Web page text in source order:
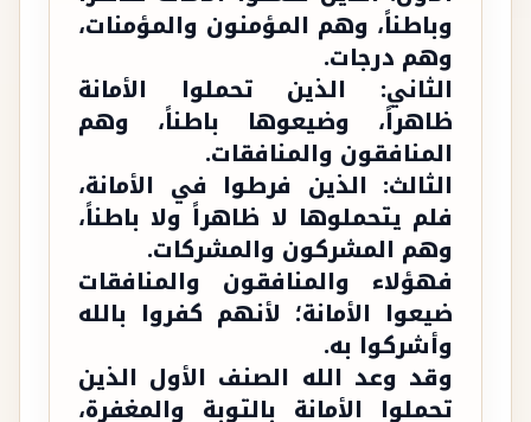
وباطناً، وهم المؤمنون والمؤمنات،
وهم درجات.
الثاني: الذين تحملوا الأمانة
ظاهراً، وضيعوها باطناً، وهم
المنافقون والمنافقات.
الثالث: الذين فرطوا في الأمانة،
فلم يتحملوها لا ظاهراً ولا باطناً،
وهم المشركون والمشركات.
فهؤلاء والمنافقون والمنافقات
ضيعوا الأمانة؛ لأنهم كفروا بالله
وأشركوا به.
وقد وعد الله الصنف الأول الذين
تحملوا الأمانة بالتوبة والمغفرة،